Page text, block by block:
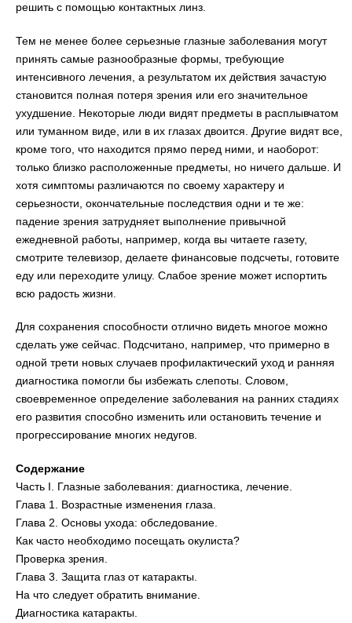
решить с помощью контактных линз.
Тем не менее более серьезные глазные заболевания могут
принять самые разнообразные формы, требующие
интенсивного лечения, а результатом их действия зачастую
становится полная потеря зрения или его значительное
ухудшение. Некоторые люди видят предметы в расплывчатом
или туманном виде, или в их глазах двоится. Другие видят все,
кроме того, что находится прямо перед ними, и наоборот:
только близко расположенные предметы, но ничего дальше. И
хотя симптомы различаются по своему характеру и
серьезности, окончательные последствия одни и те же:
падение зрения затрудняет выполнение привычной
ежедневной работы, например, когда вы читаете газету,
смотрите телевизор, делаете финансовые подсчеты, готовите
еду или переходите улицу. Слабое зрение может испортить
всю радость жизни.
Для сохранения способности отлично видеть многое можно
сделать уже сейчас. Подсчитано, например, что примерно в
одной трети новых случаев профилактический уход и ранняя
диагностика помогли бы избежать слепоты. Словом,
своевременное определение заболевания на ранних стадиях
его развития способно изменить или остановить течение и
прогрессирование многих недугов.
Содержание
Часть I. Глазные заболевания: диагностика, лечение.
Глава 1. Возрастные изменения глаза.
Глава 2. Основы ухода: обследование.
Как часто необходимо посещать окулиста?
Проверка зрения.
Глава 3. Защита глаз от катаракты.
На что следует обратить внимание.
Диагностика катаракты.